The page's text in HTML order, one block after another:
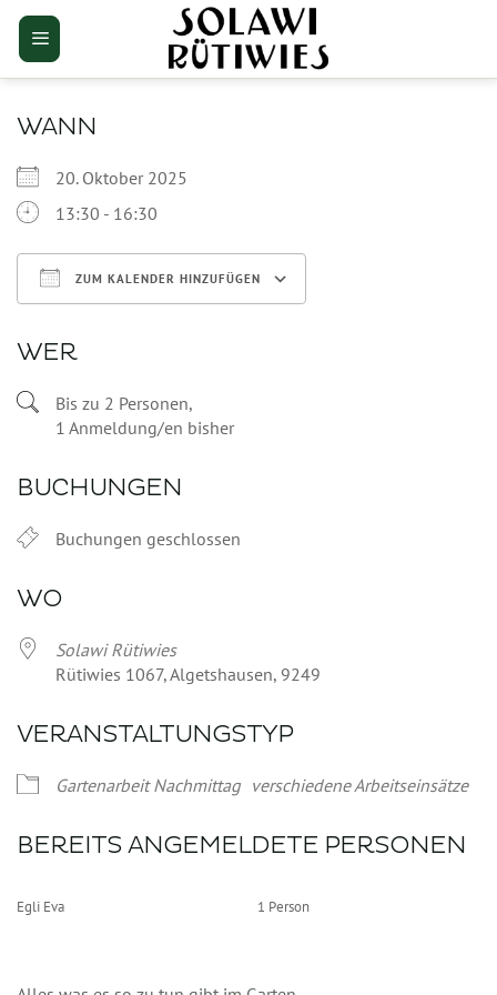
Zum
Inhalt
springen
WANN
20. Oktober 2025
13:30 - 16:30
ZUM KALENDER HINZUFÜGEN
WER
Bis zu 2 Personen,
1 Anmeldung/en bisher
BUCHUNGEN
Buchungen geschlossen
WO
Solawi Rütiwies
Rütiwies 1067, Algetshausen, 9249
VERANSTALTUNGSTYP
Gartenarbeit Nachmittag verschiedene Arbeitseinsätze
BEREITS ANGEMELDETE PERSONEN
Egli Eva 1 Person